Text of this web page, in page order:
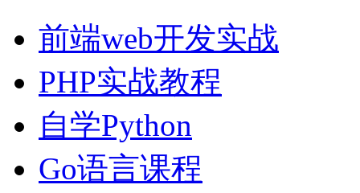
前端web开发实战
PHP实战教程
自学Python
Go语言课程